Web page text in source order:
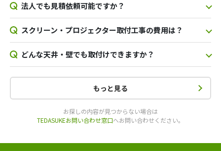
法人でも見積依頼可能ですか？
スクリーン・プロジェクター取付工事の費用は？
どんな天井・壁でも取付けできますか？
もっと見る
お探しの内容が見つからない場合は
TEDASUKEお問い合わせ窓口へお問い合わせください。